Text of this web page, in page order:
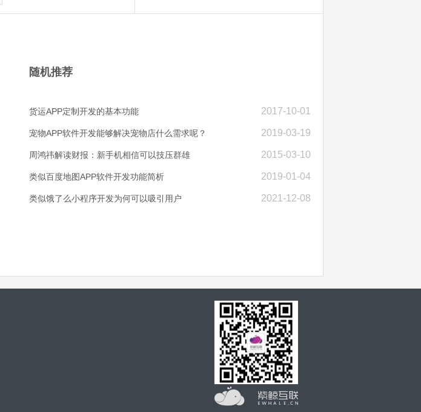
随机推荐
2017-10-01
货运APP定制开发的基本功能
2019-03-19
宠物APP软件开发能够解决宠物店什么需求呢？
2015-03-10
周鸿祎解读财报：新手机相信可以技压群雄
2019-01-04
类似百度地图APP软件开发功能简析
2021-12-08
类似饿了么小程序开发为何可以吸引用户